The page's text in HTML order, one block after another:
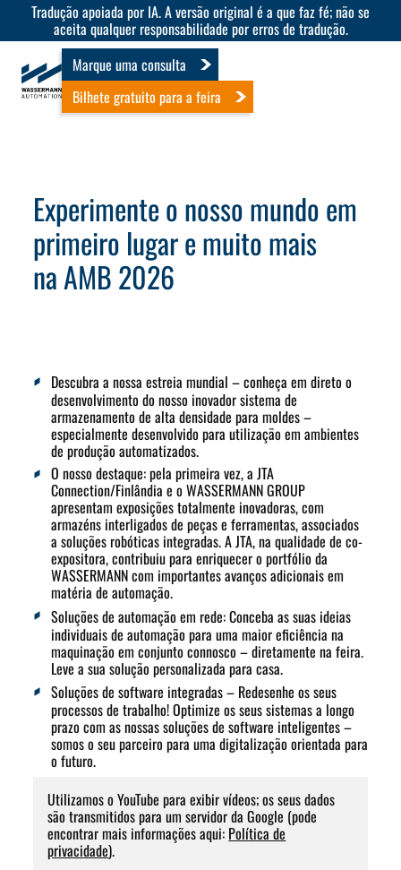
Tradução apoiada por IA. A versão original é a que faz fé; não se
aceita qualquer responsabilidade por erros de tradução.
Marque uma consulta
Bilhete gratuito para a feira
Experimente o nosso mundo em
primeiro lugar e muito mais
na AMB 2026
Descubra a nossa estreia mundial – conheça em direto o
desenvolvimento do nosso inovador sistema de
armazenamento de alta densidade para moldes –
especialmente desenvolvido para utilização em ambientes
de produção automatizados.
O nosso destaque: pela primeira vez, a JTA
Connection/Finlândia e o WASSERMANN GROUP
apresentam exposições totalmente inovadoras, com
armazéns interligados de peças e ferramentas, associados
a soluções robóticas integradas. A JTA, na qualidade de co-
expositora, contribuiu para enriquecer o portfólio da
WASSERMANN com importantes avanços adicionais em
matéria de automação.
Soluções de automação em rede: Conceba as suas ideias
individuais de automação para uma maior eficiência na
maquinação em conjunto connosco – diretamente na feira.
Leve a sua solução personalizada para casa.
Soluções de software integradas– Redesenhe os seus
processos de trabalho! Optimize os seus sistemas a longo
prazo com as nossas soluções de software inteligentes –
somos o seu parceiro para uma digitalização orientada para
o futuro.
Utilizamos o YouTube para exibir vídeos; os seus dados
são transmitidos para um servidor da Google (pode
encontrar mais informações aqui: Política de
privacidade).